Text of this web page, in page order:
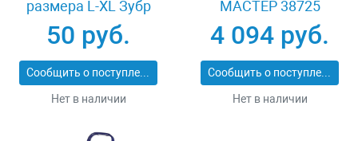
размера L-XL Зубр
ТОЧКА+ 11451-XL
50 руб.
Сообщить о поступлении
Нет в наличии
МАСТЕР 38725
4 094 руб.
Сообщить о поступлении
Нет в наличии